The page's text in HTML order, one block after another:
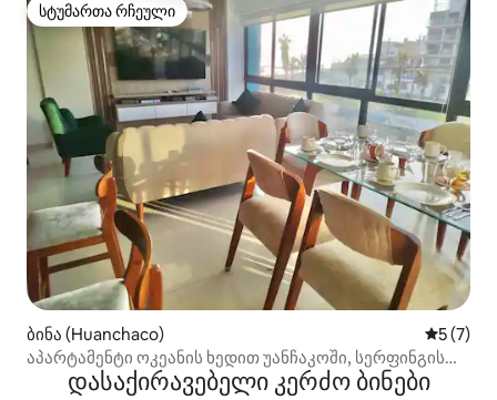
სტუმართა რჩეული
სტუმართა რჩეული
ბინა (Huanchaco)
5 (7)
აპარტამენტი ოკეანის ხედით უანჩაკოში, სერფინგის
პლაჟთან ახლოს
დასაქირავებელი კერძო ბინები